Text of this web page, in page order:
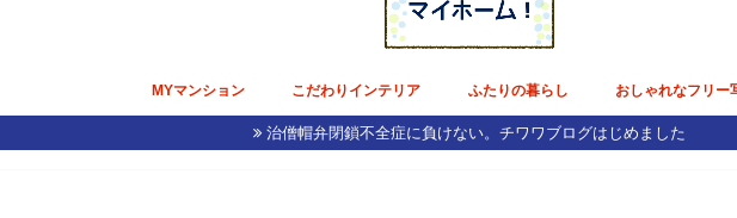
MYマンション こだわりインテリア
インテリア／家具
内装リフォーム
テーブルウェア
電化製品
雑貨
花のある毎日
ふたりの暮らし
好きなモノ・コト・ミセ
節約術
チワワブログ
東京デート
日本国内旅行
ひねくれ美容
ホテル雅叙園東京で披露宴準備
モルディブ挙式&ドバイ新婚旅行
おしゃれなフリー
治僧帽弁閉鎖不全症に負けない。チワワブログはじめました